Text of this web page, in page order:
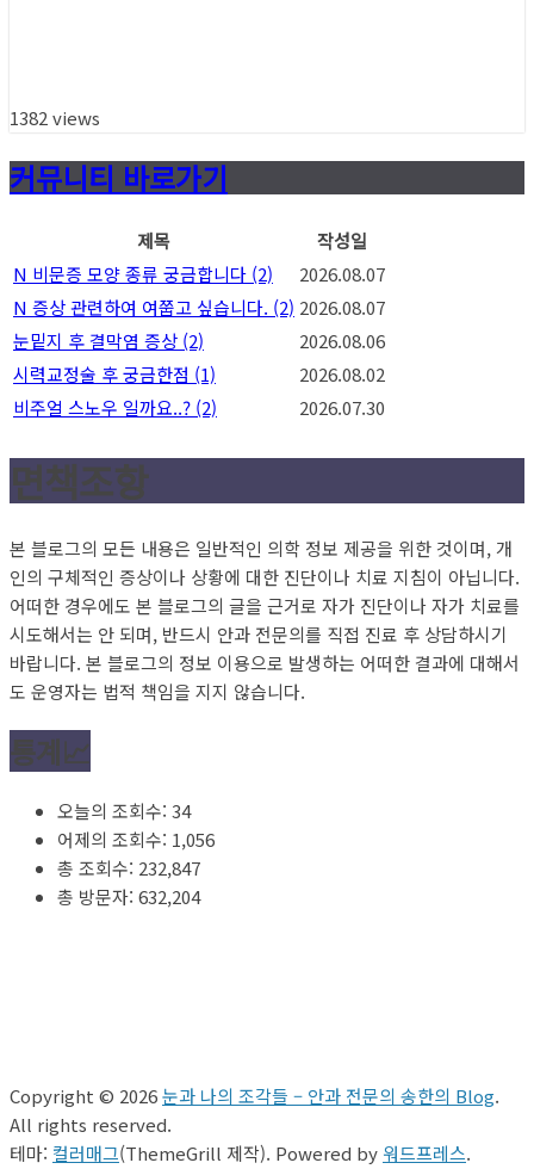
1382 views
커뮤니티 바로가기
제목
작성일
N 비문증 모양 종류 궁금합니다 (2)
2026.08.07
N 증상 관련하여 여쭙고 싶습니다. (2) 2026.08.07
눈밑지 후 결막염 증상 (2)
2026.08.06
시력교정술 후 궁금한점 (1)
2026.08.02
비주얼 스노우 일까요..? (2) 2026.07.30
면책조항
본 블로그의 모든 내용은 일반적인 의학 정보 제공을 위한 것이며, 개
인의 구체적인 증상이나 상황에 대한 진단이나 치료 지침이 아닙니다.
어떠한 경우에도 본 블로그의 글을 근거로 자가 진단이나 자가 치료를
시도해서는 안 되며, 반드시 안과 전문의를 직접 진료 후 상담하시기
바랍니다. 본 블로그의 정보 이용으로 발생하는 어떠한 결과에 대해서
도 운영자는 법적 책임을 지지 않습니다.
통계📈
오늘의 조회수: 34
어제의 조회수: 1,056
총 조회수: 232,847
총 방문자: 632,204
Copyright © 2026눈과 나의 조각들 – 안과 전문의 송한의 Blog.
All rights reserved.
테마: 컬러매그(ThemeGrill 제작). Powered by 워드프레스.